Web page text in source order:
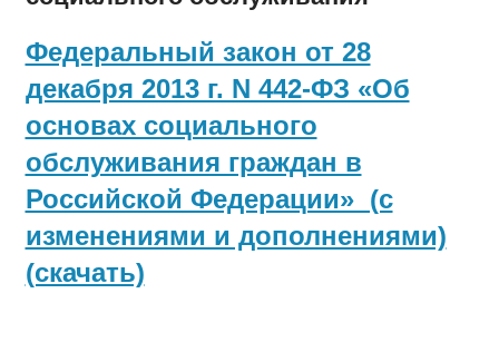
Федеральный закон от 28
декабря 2013 г. N 442-ФЗ «Об
основах социального
обслуживания граждан в
Российской Федерации» (с
изменениями и дополнениями)
(скачать)